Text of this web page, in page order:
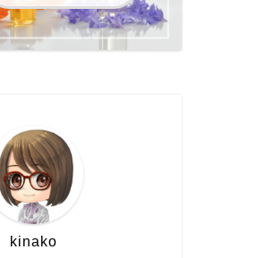
kinako